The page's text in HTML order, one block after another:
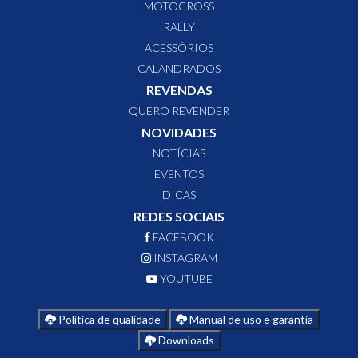
MOTOCROSS
RALLY
ACESSÓRIOS
CALANDRADOS
REVENDAS
QUERO REVENDER
NOVIDADES
NOTÍCIAS
EVENTOS
DICAS
REDES SOCIAIS
FACEBOOK
INSTAGRAM
YOUTUBE
Política de qualidade
Manual de uso e garantia
Downloads